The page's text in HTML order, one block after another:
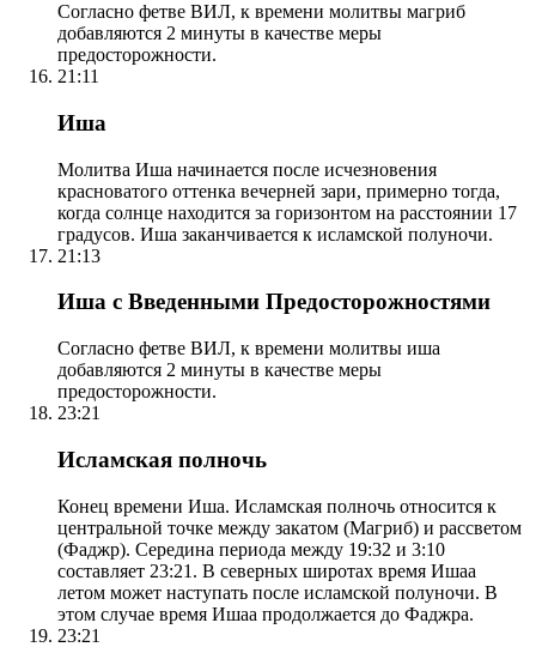
Согласно фетве ВИЛ, к времени молитвы магриб
добавляются 2 минуты в качестве меры
предосторожности.
21:11
Иша
Молитва Иша начинается после исчезновения
красноватого оттенка вечерней зари, примерно тогда,
когда солнце находится за горизонтом на расстоянии 17
градусов. Иша заканчивается к исламской полуночи.
21:13
Иша с Введенными Предосторожностями
Согласно фетве ВИЛ, к времени молитвы иша
добавляются 2 минуты в качестве меры
предосторожности.
23:21
Исламская полночь
Конец времени Иша. Исламская полночь относится к
центральной точке между закатом (Магриб) и рассветом
(Фаджр). Середина периода между 19:32 и 3:10
составляет 23:21. В северных широтах время Ишаа
летом может наступать после исламской полуночи. В
этом случае время Ишаа продолжается до Фаджра.
23:21